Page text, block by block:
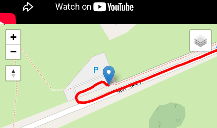
+
−